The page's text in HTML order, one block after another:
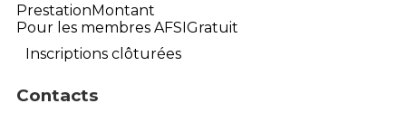
PrestationMontant
Pour les membres AFSIGratuit
Inscriptions clôturées
Contacts